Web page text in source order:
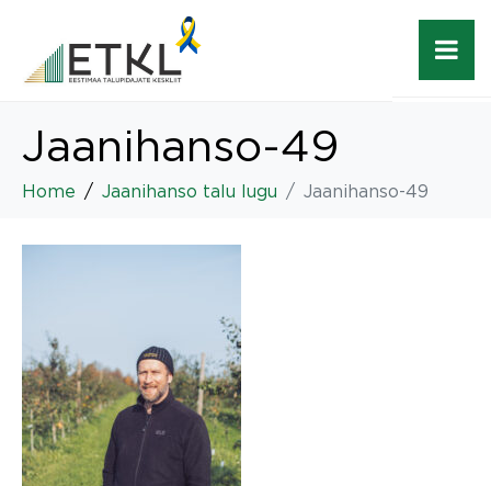
Jaanihanso-49
Home Jaanihanso talu lugu Jaanihanso-49